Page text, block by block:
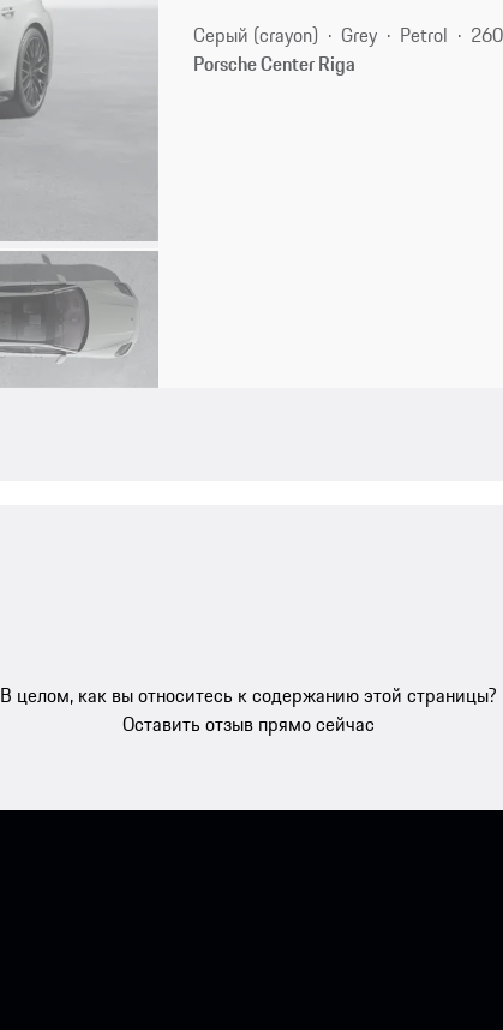
Серый (crayon) Grey Petrol
Porsche Center Riga
В целом, как вы относитесь к содержанию этой страницы?
Оставить отзыв прямо сейчас